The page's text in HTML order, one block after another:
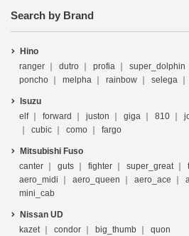
Search by Brand
Hino
ranger
dutro profia super_dolphin
poncho
melpha rainbow selega
Isuzu
elf
forward juston giga 810
cubic
como fargo
Mitsubishi Fuso
canter
guts fighter super_great
aero_midi
aero_queen aero_ace
mini_cab
Nissan UD
kazet
condor big_thumb quon